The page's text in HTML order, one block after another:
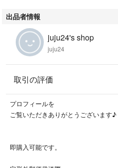
出品者情報
juju24's shop
juju24
取引の評価
プロフィールを
ご覧いただきありがとうございます♪
即購入可能です。